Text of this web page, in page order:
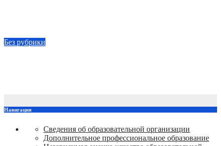
Без рубрики
Навигация
Сведения об образовательной организации
Дополнительное профессиональное образование